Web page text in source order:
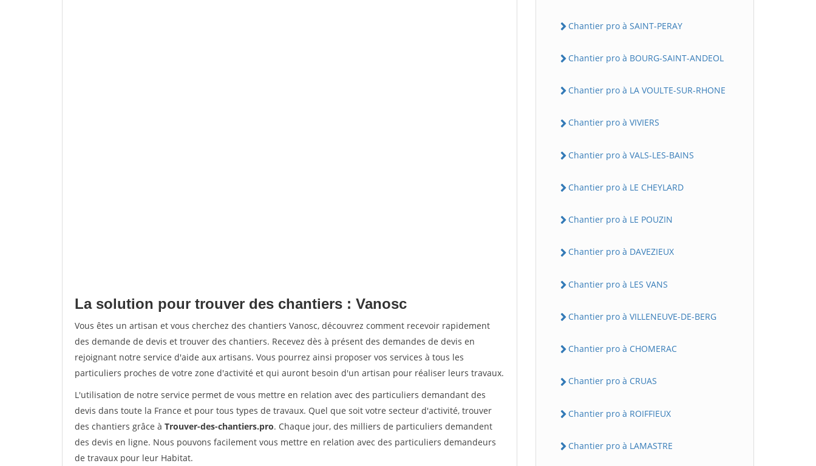
La solution pour trouver des chantiers : Vanosc
Vous êtes un artisan et vous cherchez des chantiers Vanosc, découvrez comment recevoir rapidement
des demande de devis et trouver des chantiers. Recevez dès à présent des demandes de devis en
rejoignant notre service d'aide aux artisans. Vous pourrez ainsi proposer vos services à tous les
particuliers proches de votre zone d'activité et qui auront besoin d'un artisan pour réaliser leurs travaux.
L'utilisation de notre service permet de vous mettre en relation avec des particuliers demandant des
devis dans toute la France et pour tous types de travaux. Quel que soit votre secteur d'activité, trouver
des chantiers grâce à Trouver-des-chantiers.pro. Chaque jour, des milliers de particuliers demandent
des devis en ligne. Nous pouvons facilement vous mettre en relation avec des particuliers demandeurs
de travaux pour leur Habitat.
Chantier pro à SAINT-PERAY
Chantier pro à BOURG-SAINT-ANDEOL
Chantier pro à LA VOULTE-SUR-RHONE
Chantier pro à VIVIERS
Chantier pro à VALS-LES-BAINS
Chantier pro à LE CHEYLARD
Chantier pro à LE POUZIN
Chantier pro à DAVEZIEUX
Chantier pro à LES VANS
Chantier pro à VILLENEUVE-DE-BERG
Chantier pro à CHOMERAC
Chantier pro à CRUAS
Chantier pro à ROIFFIEUX
Chantier pro à LAMASTRE